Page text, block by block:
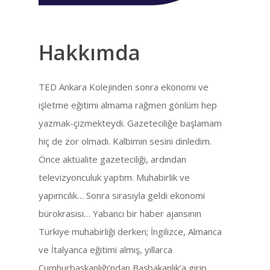
Hakkımda
TED Ankara Kolejinden sonra ekonomi ve
işletme eğitimi almama rağmen gönlüm hep
yazmak-çizmekteydi. Gazeteciliğe başlamam
hiç de zor olmadı. Kalbimin sesini dinledim.
Önce aktüalite gazeteciliği, ardından
televizyonculuk yaptım. Muhabirlik ve
yapımcılık… Sonra sırasıyla geldi ekonomi
bürokrasisi… Yabancı bir haber ajansının
Türkiye muhabirliği derken; İngilizce, Almanca
ve İtalyanca eğitimi almış, yıllarca